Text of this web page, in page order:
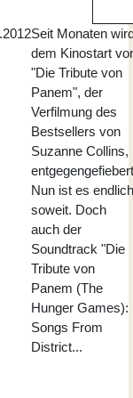
Seit Monaten
dem Kinostart
"Die Tribute von
Panem", der
Verfilmung des
Bestsellers von
Suzanne Collins,
Nun ist es endlich
soweit. Doch
auch der
Soundtrack "Die
Tribute von
Panem (The
Hunger Games):
Songs From
District...